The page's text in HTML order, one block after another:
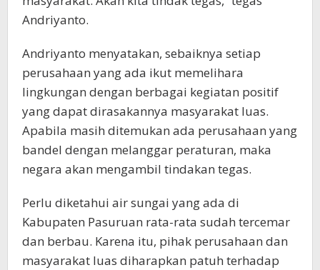
Andriyanto.
Andriyanto menyatakan, sebaiknya setiap
perusahaan yang ada ikut memelihara
lingkungan dengan berbagai kegiatan positif
yang dapat dirasakannya masyarakat luas.
Apabila masih ditemukan ada perusahaan yang
bandel dengan melanggar peraturan, maka
negara akan mengambil tindakan tegas.
Perlu diketahui air sungai yang ada di
Kabupaten Pasuruan rata-rata sudah tercemar
dan berbau. Karena itu, pihak perusahaan dan
masyarakat luas diharapkan patuh terhadap